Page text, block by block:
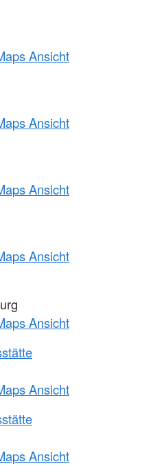
Ansicht
Ansicht
Ansicht
Ansicht
Ansicht
Ansicht
Ansicht